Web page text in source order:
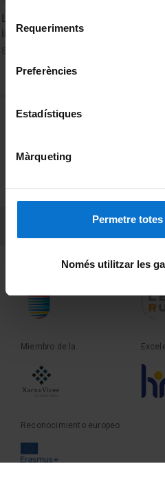
consultar laPolítica de
de Requeriments
Preferències
Estadístiques
Màrqueting
Permetre
Només utilitzar les
L’acolliment lingüístic: la
intercultural. 2a. Jornada
Fundadora de la
Miembro de la
Reconocimiento europeo